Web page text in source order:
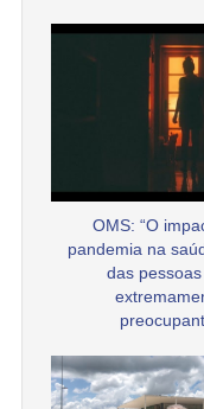
OMS: “O
pandemia na
das